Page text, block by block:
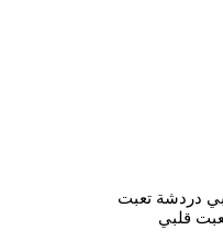
دردشة تعبت
قلبي